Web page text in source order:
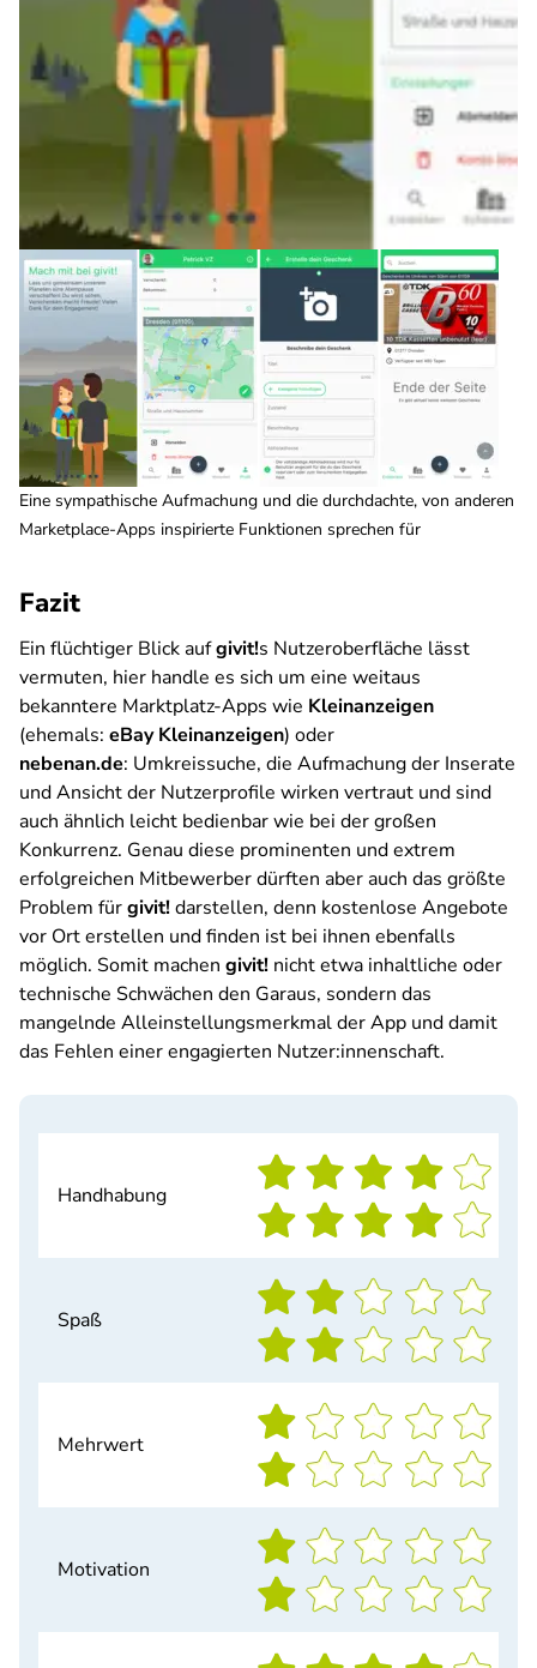
Eine sympathische Aufmachung und die durchdachte, von anderen
Marketplace-Apps inspirierte Funktionen sprechen für
Fazit
Ein flüchtiger Blick aufgivit!s Nutzeroberfläche lässt
vermuten, hier handle es sich um eine weitaus
bekanntere Marktplatz-Apps wie Kleinanzeigen
(ehemals: eBay Kleinanzeigen) oder
nebenan.de: Umkreissuche, die Aufmachung der Inserate
und Ansicht der Nutzerprofile wirken vertraut und sind
auch ähnlich leicht bedienbar wie bei der großen
Konkurrenz. Genau diese prominenten und extrem
erfolgreichen Mitbewerber dürften aber auch das größte
Problem fürgivit!darstellen, denn kostenlose Angebote
vor Ort erstellen und finden ist bei ihnen ebenfalls
möglich. Somit machen givit! nicht etwa inhaltliche oder
technische Schwächen den Garaus, sondern das
mangelnde Alleinstellungsmerkmal der App und damit
das Fehlen einer engagierten Nutzer:innenschaft.
Handhabung
Spaß
Mehrwert
Motivation